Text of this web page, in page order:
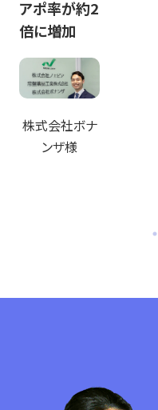
アポ率が約2
倍に増加
株式会社ボナ
ンザ様